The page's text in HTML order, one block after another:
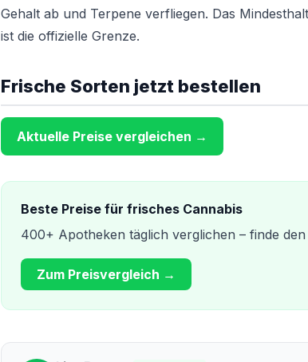
Gehalt ab und Terpene verfliegen. Das
ist die offizielle Grenze.
Frische Sorten jetzt bestellen
Aktuelle Preise vergleichen →
Beste Preise für frisches Cannabis
400+ Apotheken täglich verglichen – finde den
Zum Preisvergleich →